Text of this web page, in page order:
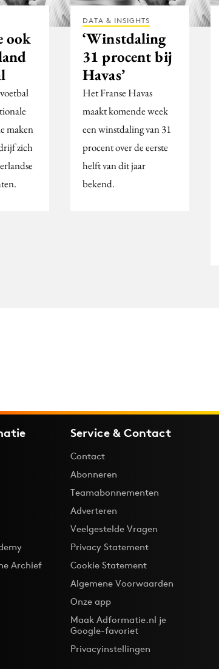
ook
maken
zich
DATA & INSIGHTS
‘Winstdaling
31 procent bij
Havas’
Het Franse Havas
maakt komende week
een winstdaling van 31
procent over de eerste
helft van dit jaar
bekend.
Archief
Service & Contact
Contact
Abonneren
Teamabonnementen
Adverteren
Veelgestelde Vragen
Privacy Statement
Cookie Statement
Algemene Voorwaarden
Onze app
Maak Adformatie.nl je
Google-favoriet
Privacyinstellingen